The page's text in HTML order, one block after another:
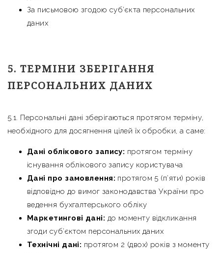
За письмовою згодою суб’єкта персональних
даних
5. ТЕРМІНИ ЗБЕРІГАННЯ
ПЕРСОНАЛЬНИХ ДАНИХ
5.1. Персональні дані зберігаються протягом терміну,
необхідного для досягнення цілей їх обробки, а саме:
Дані облікового запису: протягом терміну
існування облікового запису користувача
Дані про замовлення: протягом 5 (п’яти) років
відповідно до вимог законодавства України про
ведення бухгалтерського обліку
Маркетингові дані: до моменту відкликання
згоди суб’єктом персональних даних
Технічні дані: протягом 2 (двох) років з моменту